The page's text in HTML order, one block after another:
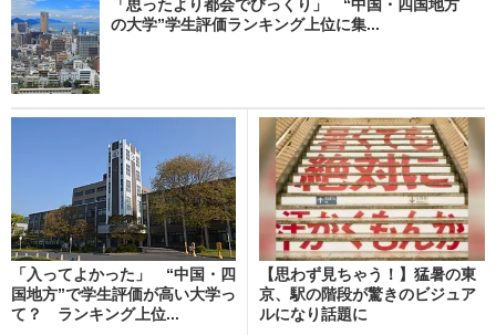
「思ったより都会でびっくり」 “中国・四国地方
の大学”学生評価ランキング上位に集...
「入ってよかった」 “中国・四
国地方”で学生評価が高い大学っ
て？ ランキング上位...
【思わず見ちゃう！】猛暑の東
京、駅の階段が驚きのビジュア
ルになり話題に